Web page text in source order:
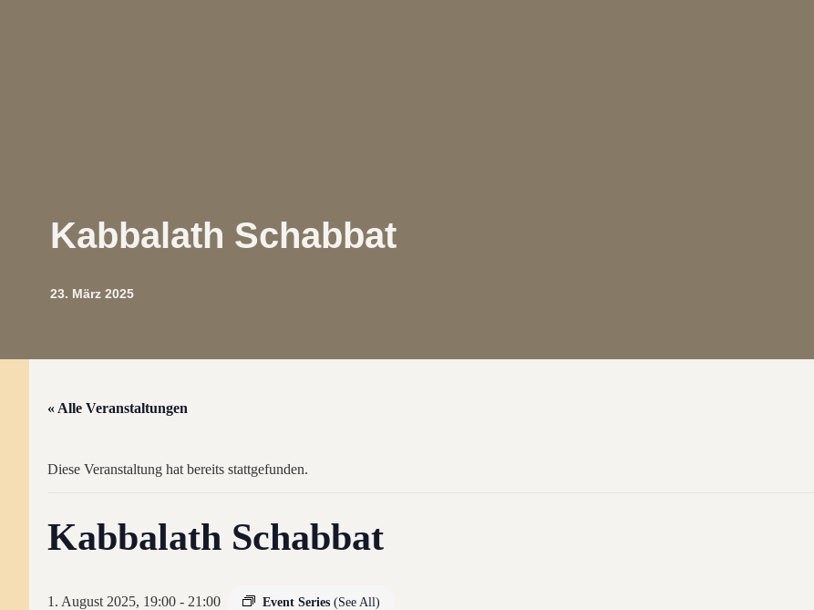
Kabbalath Schabbat
23. März 2025
« Alle Veranstaltungen
Diese Veranstaltung hat bereits stattgefunden.
Kabbalath Schabbat
1. August 2025, 19:00 - 21:00 Event Series (See All)